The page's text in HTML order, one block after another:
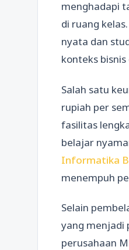
menghadapi
di ruang
nyata dan
konteks
Salah satu
rupiah per
fasilitas
belajar
Informatika
menempuh
Selain
yang menjadi
perusahaan